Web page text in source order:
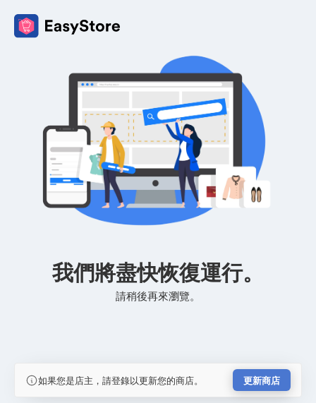
我們將盡快恢復運行。
請稍後再來瀏覽。
如果您是店主，請登錄以更新您的商店。 更新商店